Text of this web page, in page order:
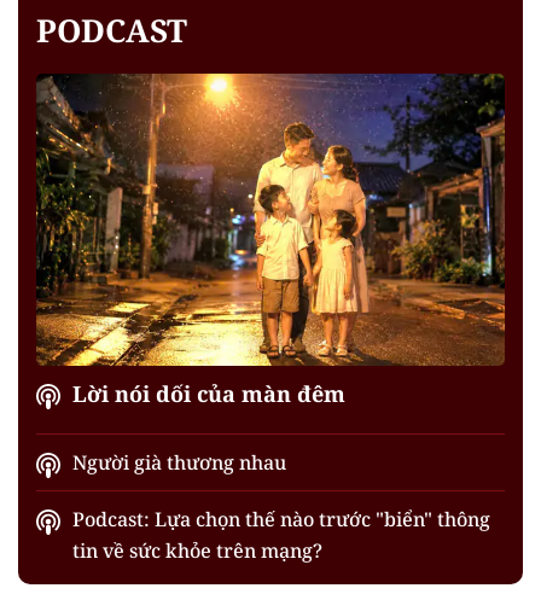
PODCAST
Lời nói dối của màn đêm
Người già thương nhau
Podcast: Lựa chọn thế nào trước "biển" thông
tin về sức khỏe trên mạng?